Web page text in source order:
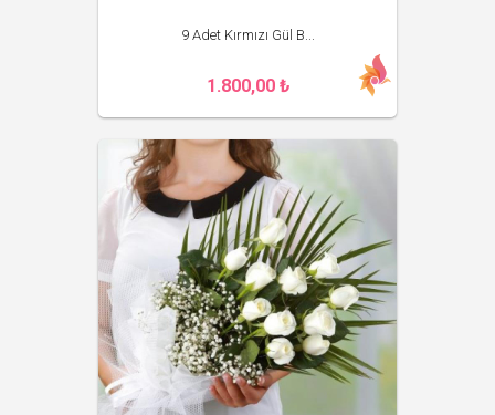
9 Adet Kırmızı Gül B...
1.800,00 ₺